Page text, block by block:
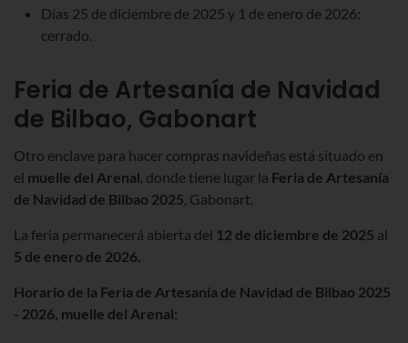
Días 25 de diciembre de 2025 y 1 de enero de 2026:
cerrado.
Feria de Artesanía de Navidad
de Bilbao, Gabonart
Otro enclave para hacer compras navideñas está situado en
el muelle del Arenal, donde tiene lugar la Feria de Artesanía
de Navidad de Bilbao 2025, Gabonart.
La feria permanecerá abierta del 12 de diciembre de 2025 al
5 de enero de 2026.
Horario de la Feria de Artesanía de Navidad de Bilbao 2025
- 2026, muelle del Arenal: